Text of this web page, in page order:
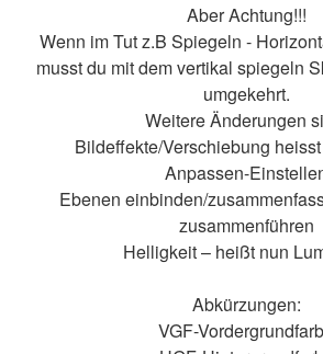
Aber Achtung!!!
Wenn im Tut z.B Spiegeln -
musst du mit dem vertikal spiegeln
umgekehrt.
Weitere Änderungen
Bildeffekte/Verschiebung
Anpassen-
Ebenen einbinden/
zusammenführen
Helligkeit – heißt nun
Abkürzungen:
VGF-